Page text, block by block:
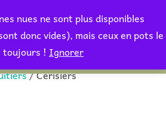
nues ne sont plus disponibles
donc vides), mais ceux en pots le
toujours ! Ignorer
Rechercher :
/ Cerisiers